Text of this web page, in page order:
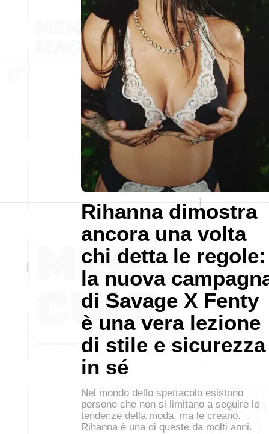
Rihanna dimostra
ancora una volta
chi detta le regole:
la nuova
di Savage X Fenty
è una vera lezione
di stile e sicurezza
in sé
Nel mondo dello spettacolo esistono
persone che non si limitano a seguire le
tendenze della moda, ma le creano.
Rihanna è una di queste da molti anni.